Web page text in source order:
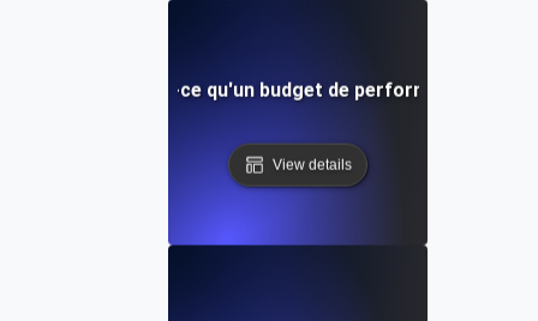
Qu'est-ce qu'un budget de performance?
View details